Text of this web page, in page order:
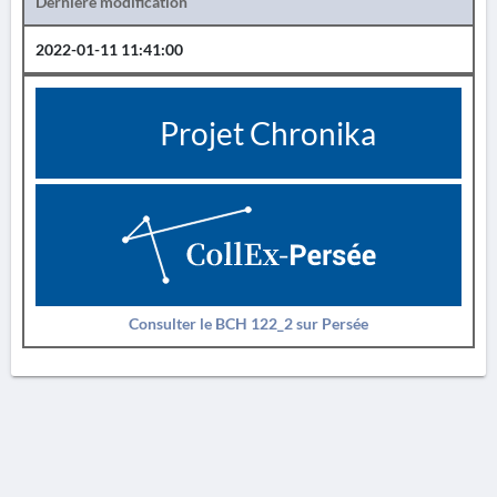
2022-01-11 11:41:00
Projet Chronika
Consulter le BCH 122_2 sur Persée